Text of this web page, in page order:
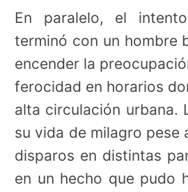
En paralelo, el
terminó con un hombre
encender la
ferocidad en horarios
alta circulación urbana.
su vida de milagro pese
disparos en distintas
en un hecho que pudo